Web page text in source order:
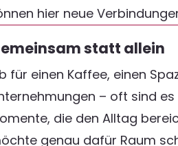
hier neue
statt allein
für einen Kaffee, einen
– oft sind
die den Alltag
genau dafür Raum